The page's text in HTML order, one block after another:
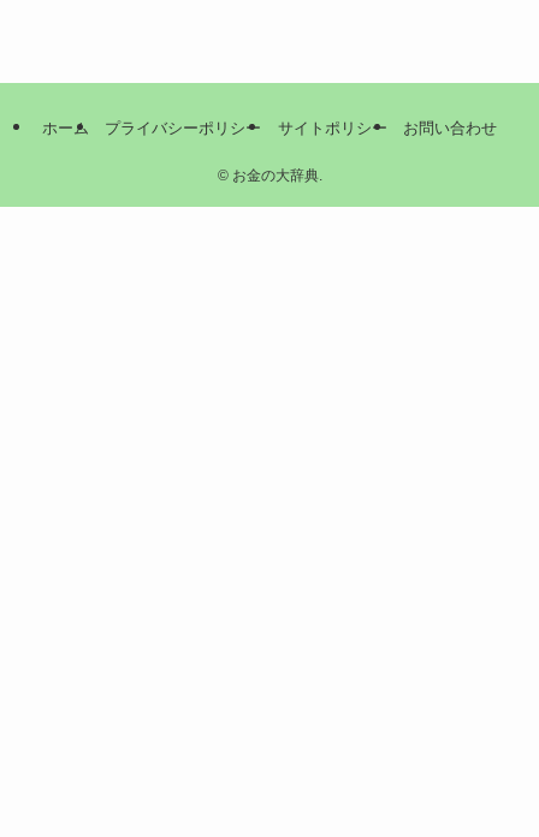
ホーム プライバシーポリシー サイトポリシー お問い合わせ
©お金の大辞典.